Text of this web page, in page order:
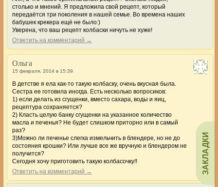
ЗАКЛАДКИ
столько и мнений. Я предложила свой рецепт, который
передаётся три поколения в нашей семье. Во времена наших
бабушек крекера ещё не было:)
Уверена, что ваш рецепт колбаски ничуть не хуже!
Ответить на комментарий →
Ольга
15 февраля, 2014 в 15:39
В детстве я ела как-то такую колбаску, очень вкусная была.
Сестра ее готовила иногда. Есть несколько вопросиков:
1) если делать из сгущенки, вместо сахара, воды и яиц,
рецептура сохраняется?
2) Класть целую банку сгущенки на указанное количество
масла и печенья? Не будет слишком приторно или в самый
раз?
3)Можно ли печенье слегка измельчить в блендере, но не до
состояния крошки? Или лучше все же вручную и блендером не
получится?
Сегодня хочу приготовить такую колбасочку!!
Ответить на комментарий →